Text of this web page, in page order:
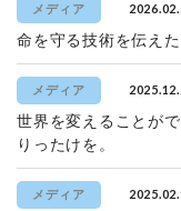
メディア
命を守る技術を伝え
メディア
世界を変えることが
りったけを。
メディア